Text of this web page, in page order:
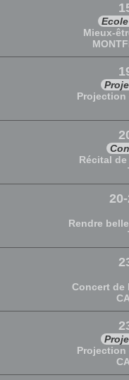
Mieux-
Projection
Récital
Rendre
Concert de
Projection